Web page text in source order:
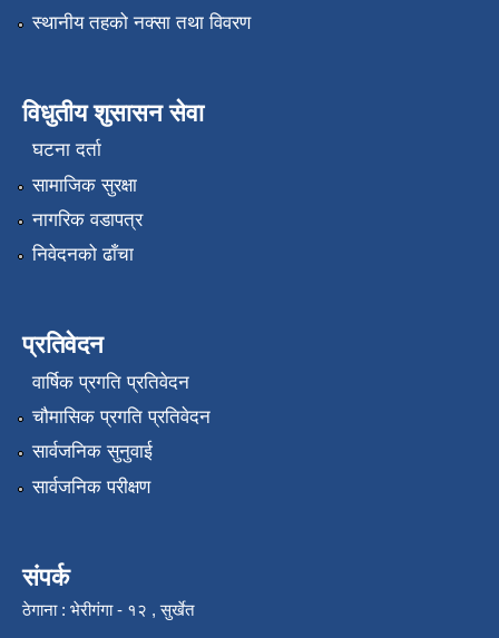
स्थानीय तहको नक्सा तथा विवरण
विधुतीय शुसासन सेवा
घटना दर्ता
सामाजिक सुरक्षा
नागरिक वडापत्र
निवेदनको ढाँचा
प्रतिवेदन
वार्षिक प्रगति प्रतिवेदन
चौमासिक प्रगति प्रतिवेदन
सार्वजनिक सुनुवाई
सार्वजनिक परीक्षण
संपर्क
ठेगाना : भेरीगंगा - १२ , सुर्खेत